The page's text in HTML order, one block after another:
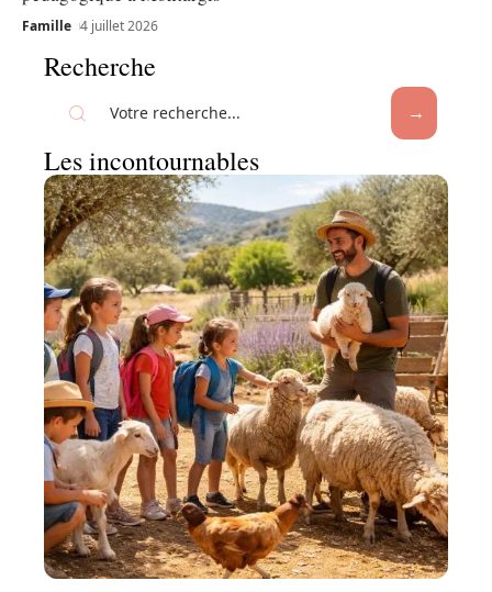
Famille 4 juillet 2026
Recherche
Les incontournables